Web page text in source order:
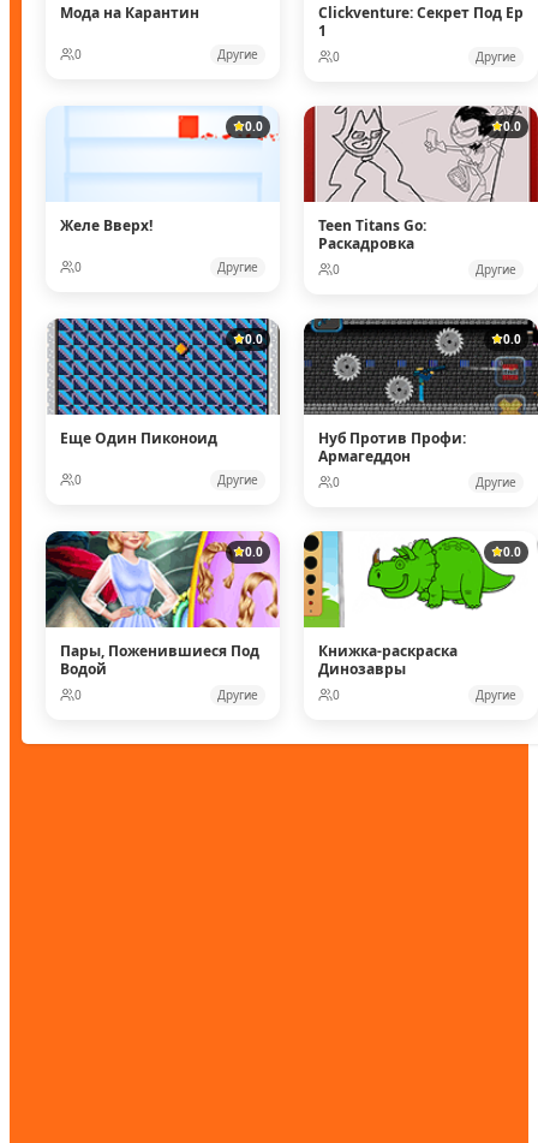
Мода на Карантин
0 Другие
Clickventure: Секрет Под Ep
1
0 Другие
0.0
Желе Вверх!
0 Другие
0.0
Teen Titans Go:
Раскадровка
0 Другие
0.0
Еще Один Пиконоид
0 Другие
0.0
Нуб Против Профи:
Армагеддон
0 Другие
0.0
Пары, Поженившиеся Под
Водой
0 Другие
0.0
Книжка-раскраска
Динозавры
0 Другие